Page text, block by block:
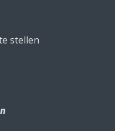
stellen